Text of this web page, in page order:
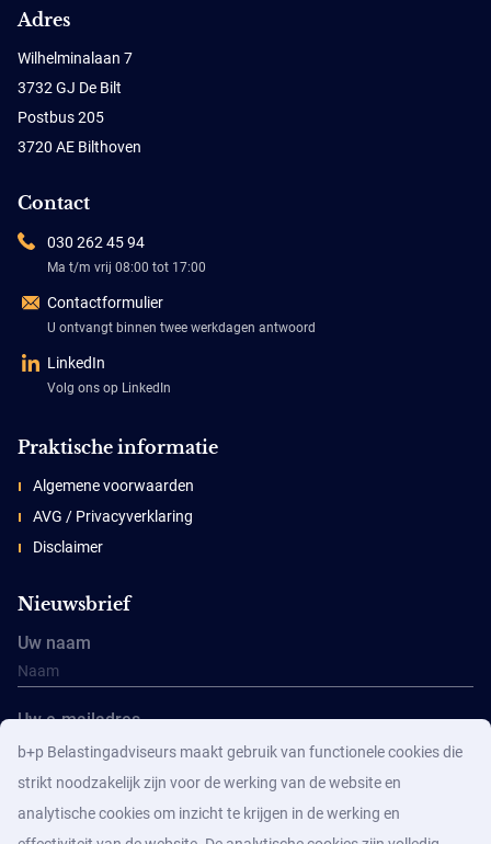
Adres
Wilhelminalaan 7
3732 GJ De Bilt
Postbus 205
3720 AE Bilthoven
Contact
030 262 45 94
Ma t/m vrij 08:00 tot 17:00
Contactformulier
U ontvangt binnen twee werkdagen antwoord
LinkedIn
Volg ons op LinkedIn
Praktische informatie
Algemene voorwaarden
AVG / Privacyverklaring
Disclaimer
Nieuwsbrief
Uw naam
Uw e-mailadres
b+p Belastingadviseurs maakt gebruik van functionele cookies die
strikt noodzakelijk zijn voor de werking van de website en
analytische cookies om inzicht te krijgen in de werking en